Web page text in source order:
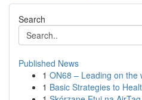
Search
Published News
1 ON68 – Leading on the
1 Basic Strategies to